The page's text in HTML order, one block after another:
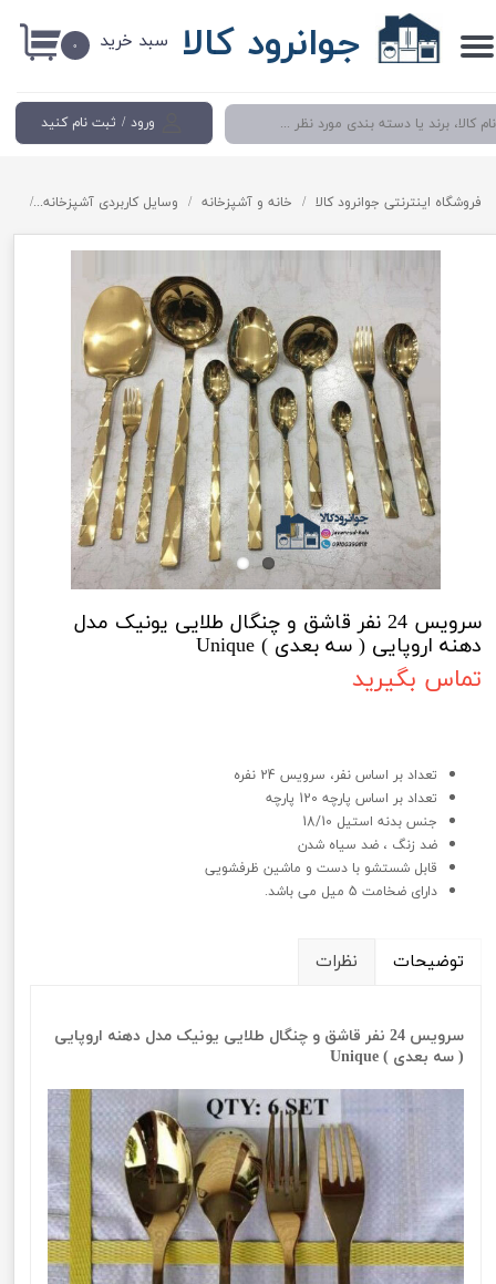
جوانرود کالا
ورود / ثبت نام کنید
حساب کاربری من
تغییر گذر واژه
سفارشات
خروج از حساب کاربری
۰ سبد خرید
فروشگاه اینترنتی جوانرود کالا خانه و آشپزخانه وسایل کاربردی آشپزخانه
سرویس 24 نفر قاشق و چنگال طلایی یونیک مدل
دهنه اروپایی ( سه بعدی ) Unique
تماس بگیرید
تعداد بر اساس نفر، سرویس 24 نفره
تعداد بر اساس پارچه 120 پارچه
جنس بدنه استیل 18/10
ضد زنگ ، ضد سیاه شدن
قابل شستشو با دست و ماشین ظرفشویی
دارای ضخامت 5 میل می باشد.
توضیحات نظرات
سرویس 24 نفر قاشق و چنگال طلایی یونیک مدل دهنه اروپایی
( سه بعدی ) Unique